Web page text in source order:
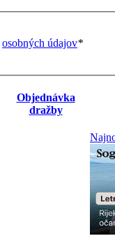
osobných údajov*
Objednávka
dražby